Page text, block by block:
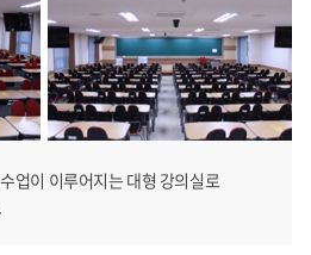
업이 이루어지는 대형 강의실로